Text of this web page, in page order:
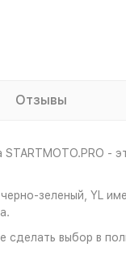
Отзывы
-
зеленый, YL
выбор в